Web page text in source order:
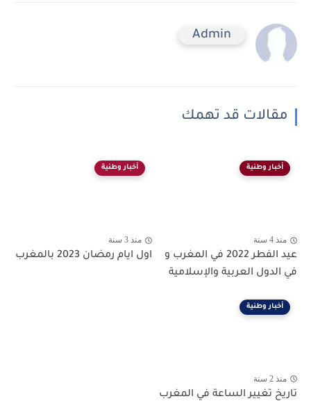
Admin
مقالات قد تهمك
أخبار وطنية
منذ 4 سنة
عيد الفطر 2022 في المغرب و
في الدول العربية والإسلامية
أخبار وطنية
منذ 3 سنة
اول ايام رمضان 2023 بالمغرب
أخبار وطنية
منذ 2 سنة
تاريخ تغيير الساعة في المغرب